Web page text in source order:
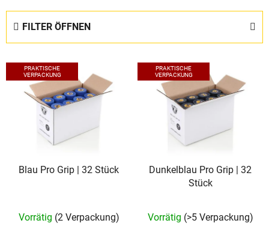
t
s
FILTER ÖFFNEN
L
i
PRAKTISCHE
VERPACKUNG
Blau Pro Grip | 32 Stück
Vorrätig (2 Verpackung)
PRAKTISCHE
VERPACKUNG
Dunkelblau Pro Grip | 32
Stück
Vorrätig (>5 Verpackung)